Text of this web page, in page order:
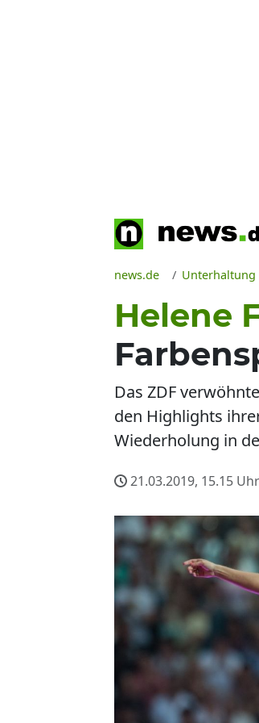
news.de Unterhaltung
Helene
Das ZDF
den Highlights
Wiederholung in
21.03.2019, 15.15 Uhr